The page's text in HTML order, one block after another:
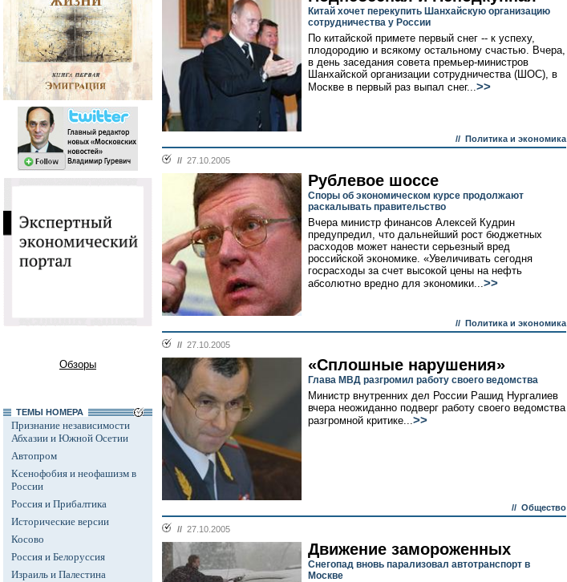
Обзоры
ТЕМЫ НОМЕРА
Признание независимости
Абхазии и Южной Осетии
Автопром
Ксенофобия и неофашизм в
России
Россия и Прибалтика
Исторические версии
Косово
Россия и Белоруссия
Израиль и Палестина
Китай хочет перекупить Шанхайскую организацию
сотрудничества у России
По китайской примете первый снег -- к успеху,
плодородию и всякому остальному счастью. Вчера,
в день заседания совета премьер-министров
Шанхайской организации сотрудничества (ШОС), в
Москве в первый раз выпал снег...>>
// Политика и экономика
// 27.10.2005
Рублевое шоссе
Споры об экономическом курсе продолжают
раскалывать правительство
Вчера министр финансов Алексей Кудрин
предупредил, что дальнейший рост бюджетных
расходов может нанести серьезный вред
российской экономике. «Увеличивать сегодня
госрасходы за счет высокой цены на нефть
абсолютно вредно для экономики...>>
// Политика и экономика
// 27.10.2005
«Сплошные нарушения»
Глава МВД разгромил работу своего ведомства
Министр внутренних дел России Рашид Нургалиев
вчера неожиданно подверг работу своего ведомства
разгромной критике...>>
// Общество
// 27.10.2005
Движение замороженных
Снегопад вновь парализовал автотранспорт в
Москве